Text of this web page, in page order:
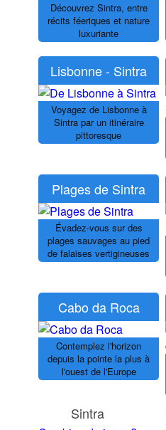
Découvrez Sintra, entre
récits féeriques et nature
luxuriante
Lisbonne - Sintra
Voyagez de Lisbonne à
Sintra par un itinéraire
pittoresque
Plages de Sintra
Évadez-vous sur des
plages sauvages au pied
de falaises vertigineuses
Cabo da Roca
Contemplez l'horizon
depuis la pointe la plus à
l'ouest de l'Europe
Sintra